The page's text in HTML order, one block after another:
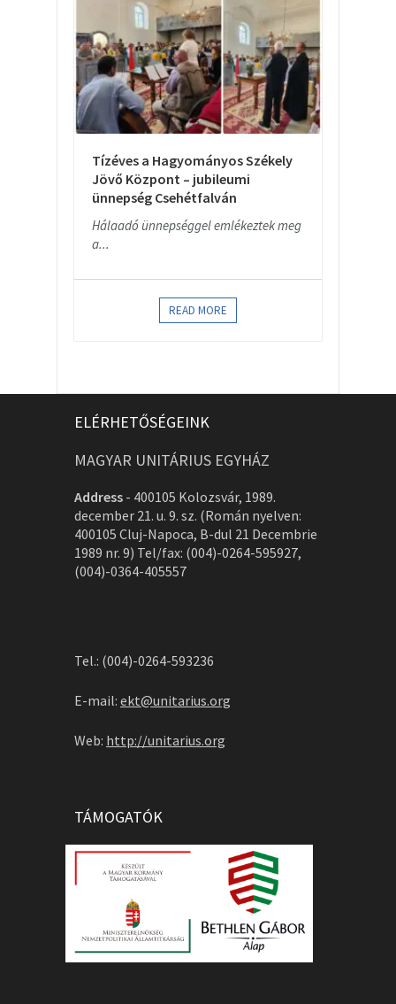
Tízéves a Hagyományos Székely
Jövő Központ – jubileumi
ünnepség Csehétfalván
Hálaadó ünnepséggel emlékeztek meg
a...
READ MORE
ELÉRHETŐSÉGEINK
MAGYAR UNITÁRIUS EGYHÁZ
Address - 400105 Kolozsvár, 1989.
december 21. u. 9. sz. (Román nyelven:
400105 Cluj-Napoca, B-dul 21 Decembrie
1989 nr. 9) Tel/fax: (004)-0264-595927,
(004)-0364-405557
Tel.: (004)-0264-593236
E-mail: ekt@unitarius.org
Web: http://unitarius.org
TÁMOGATÓK